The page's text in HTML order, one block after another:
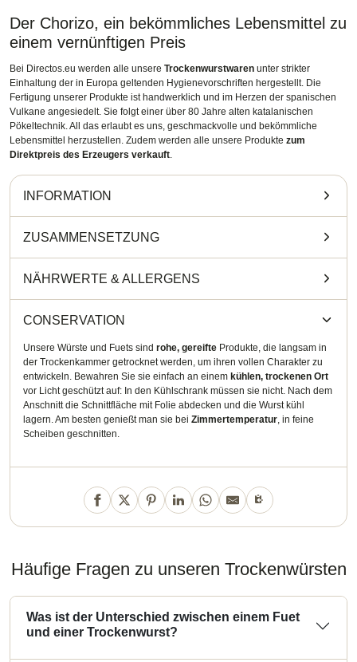
Der Chorizo, ein bekömmliches Lebensmittel zu
einem vernünftigen Preis
Bei Directos.eu werden alle unsere Trockenwurstwaren unter strikter
Einhaltung der in Europa geltenden Hygienevorschriften hergestellt. Die
Fertigung unserer Produkte ist handwerklich und im Herzen der spanischen
Vulkane angesiedelt. Sie folgt einer über 80 Jahre alten katalanischen
Pökeltechnik. All das erlaubt es uns, geschmackvolle und bekömmliche
Lebensmittel herzustellen. Zudem werden alle unsere Produkte zum
Direktpreis des Erzeugers verkauft
INFORMATION
ZUSAMMENSETZUNG
NÄHRWERTE & ALLERGENS
CONSERVATION
Unsere Würste und Fuets sind rohe, gereifte Produkte, die langsam in
der Trockenkammer getrocknet werden, um ihren vollen Charakter zu
entwickeln. Bewahren Sie sie einfach an einem kühlen, trockenen Ort
vor Licht geschützt auf: In den Kühlschrank müssen sie nicht. Nach dem
Anschnitt die Schnittfläche mit Folie abdecken und die Wurst kühl
lagern. Am besten genießt man sie bei Zimmertemperatur , in feine
Scheiben geschnitten.
Häufige Fragen zu unseren Trockenwürsten
Was ist der Unterschied zwischen einem Fuet
und einer Trockenwurst?